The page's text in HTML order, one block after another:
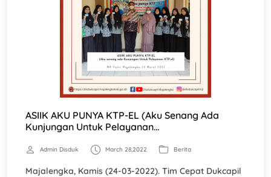
ASIIK AKU PUNYA KTP-EL (Aku Senang Ada
Kunjungan Untuk Pelayanan…
Admin Disduk March 28,2022 Berita
Majalengka, Kamis (24-03-2022). Tim Cepat Dukcapil